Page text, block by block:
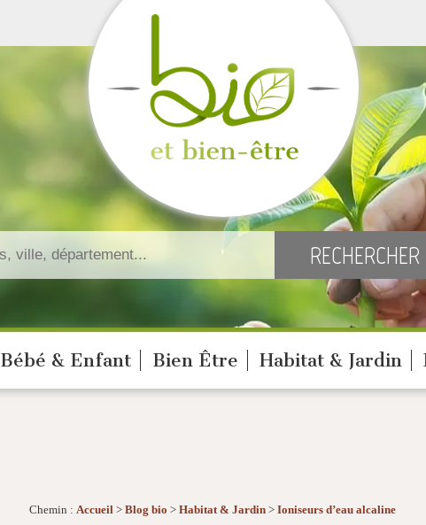
Bébé & Enfant Bien Être Habitat & Jardin
Chemin : Accueil > Blog bio > Habitat & Jardin > Ioniseurs d’eau alcaline